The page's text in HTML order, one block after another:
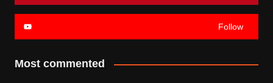
Follow
Most commented